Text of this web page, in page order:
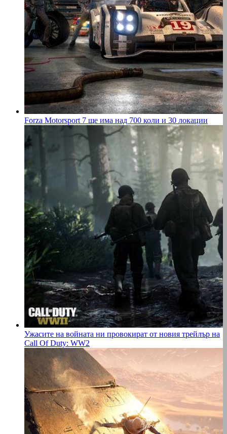
Forza Motorsport 7 ще има над 700 коли и 30 локации
Ужасите на войната ни провокират от новия трейлър на
Call Of Duty: WW2